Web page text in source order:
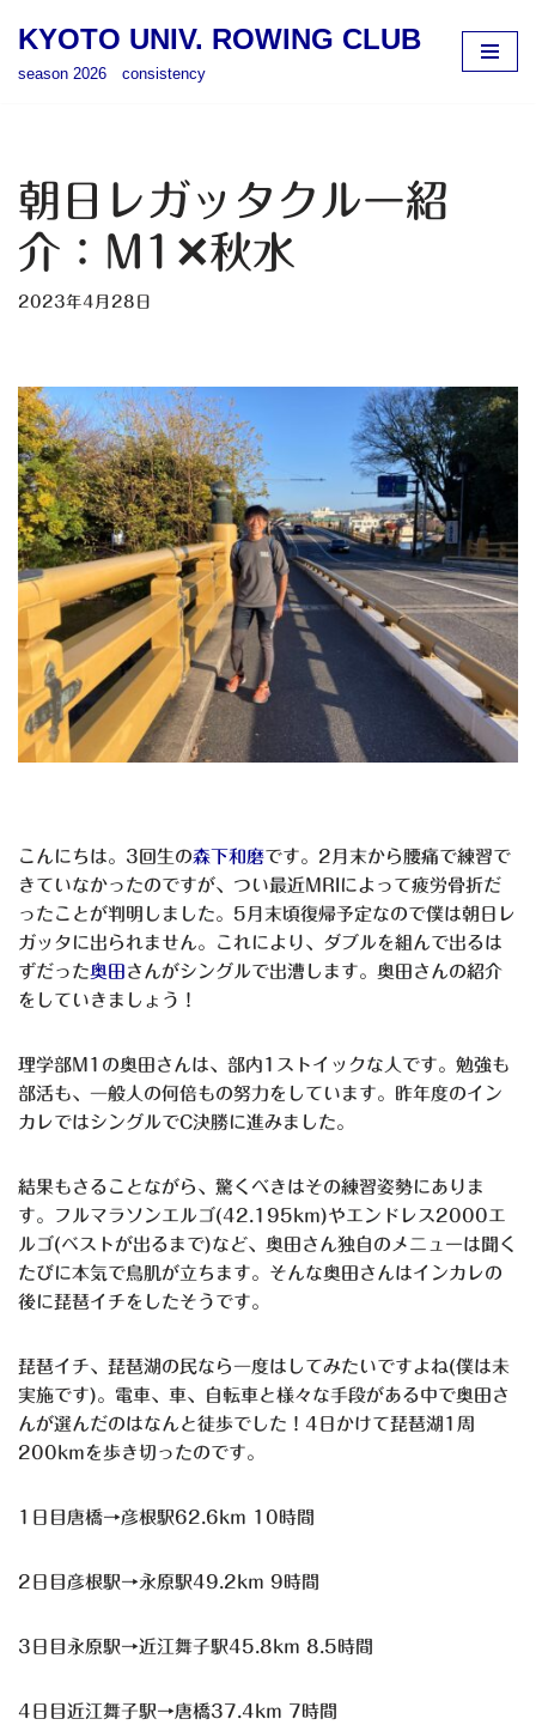
ツ
へ
ス
キ
ッ
KYOTO UNIV. ROWING CLUB
season 2026 consistency
朝日レガッタクルー紹
介：M1✕秋水
2023年4月28日
こんにちは。3回生の森下和磨です。2月末から腰痛で練習で
きていなかったのですが、つい最近MRIによって疲労骨折だ
ったことが判明しました。5月末頃復帰予定なので僕は朝日レ
ガッタに出られません。これにより、ダブルを組んで出るは
ずだった奥田 さんがシングルで出漕します。奥田さんの紹介
をしていきましょう！
理学部M1の奥田さんは、部内1ストイックな人です。勉強も
部活も、一般人の何倍もの努力をしています。昨年度のイン
カレではシングルでC決勝に進みました。
結果もさることながら、驚くべきはその練習姿勢にありま
す。フルマラソンエルゴ(42.195km)やエンドレス2000エ
ルゴ(ベストが出るまで)など、奥田さん独自のメニューは聞く
たびに本気で鳥肌が立ちます。そんな奥田さんはインカレの
後に琵琶イチをしたそうです。
琵琶イチ、琵琶湖の民なら一度はしてみたいですよね(僕は未
実施です)。電車、車、自転車と様々な手段がある中で奥田さ
んが選んだのはなんと徒歩でした！4日かけて琵琶湖1周
200kmを歩き切ったのです。
1日目唐橋→彦根駅62.6km 10時間
2日目彦根駅→永原駅49.2km 9時間
3日目永原駅→近江舞子駅45.8km 8.5時間
4日目近江舞子駅→唐橋37.4km 7時間